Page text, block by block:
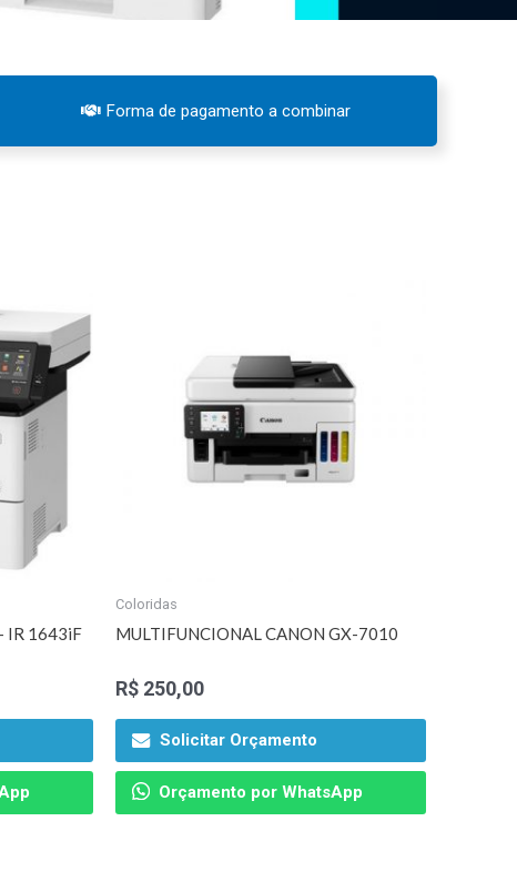
Forma de pagamento a combinar
IR 1643iF
Coloridas
MULTIFUNCIONAL CANON GX-7010
R$ 250,00
Solicitar Orçamento
Orçamento por WhatsApp